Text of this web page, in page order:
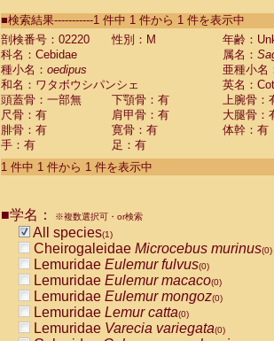
CebidaeSaguinus labiatus(0)
Cebidae Saguinus leucopus (0)
Cebidae
Cebidae
CebidaeSaguinus nigricollis (0)
Cebidae Saguinus oedipus
Cebidae Saguinus weddelli
Cebidae Saguinusspp.
Cebidae Aotus trivirgatus
Cebidae Cebus albifrons
CebidaeCebus nigrivittatus
CebidaeCebus
CebidaeSaimiri boliviensis(0)
CebidaeSaimiri sciureus(0)
AtelidaeAlouatta caraya(0)
AtelidaeAlouatta fusca(0)
AtelidaeAlouatta seniculus
AtelidaeAlouattaspp.(0)
■検索結果-----------1 件中 1 件から 1 件を表示中
剖検番号：02220
性別：M
年齢：
科名：Cebidae
属名：
種小名： oedipus
亜種小名
和名：ワタボウシパンシェ
英名：
頭蓋骨：一部無
下顎骨：有
上腕骨：
尺骨：有
肩甲骨：有
大腿骨：
腓骨：有
寛骨：有
体幹：有
手：有
足：有
1 件中 1 件から 1 件を表示中
■学名： ※複数選択可・or検索
All species(1)
Cheirogaleidae Microcebus murinus(0)
Lemuridae Eulemur fulvus(0)
Lemuridae Eulemur macaco(0)
Lemuridae Eulemur mongoz(0)
Lemuridae Lemur catta(0)
Lemuridae Varecia variegata(0)